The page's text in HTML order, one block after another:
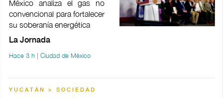
México analiza el gas no
convencional para fortalecer
su soberanía energética
La Jornada
Hace 3 h | Ciudad de México
YUCATÁN > SOCIEDAD